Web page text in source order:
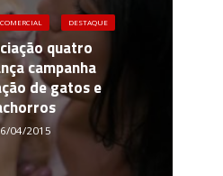
COMERCIAL DESTAQUE
quatro
campanha
de gatos e
04/2015